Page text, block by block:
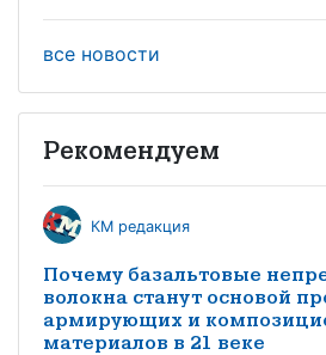
все новости
Рекомендуем
КМ редакция
Почему базальтовые
волокна станут основой
армирующих и
материалов в 21 веке